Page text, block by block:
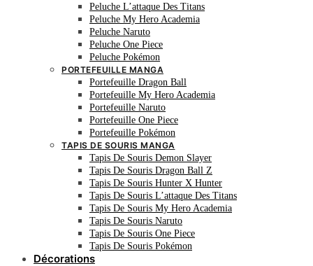
Peluche L’attaque Des Titans
Peluche My Hero Academia
Peluche Naruto
Peluche One Piece
Peluche Pokémon
PORTEFEUILLE MANGA
Portefeuille Dragon Ball
Portefeuille My Hero Academia
Portefeuille Naruto
Portefeuille One Piece
Portefeuille Pokémon
TAPIS DE SOURIS MANGA
Tapis De Souris Demon Slayer
Tapis De Souris Dragon Ball Z
Tapis De Souris Hunter X Hunter
Tapis De Souris L’attaque Des Titans
Tapis De Souris My Hero Academia
Tapis De Souris Naruto
Tapis De Souris One Piece
Tapis De Souris Pokémon
Décorations